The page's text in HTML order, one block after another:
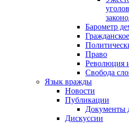
Барометр
Право
Революция
Свобода
Язык вражды
Новости
Публикации
Документы
Дискуссии